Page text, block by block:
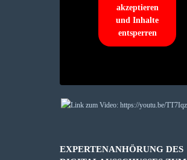
akzeptieren
und Inhalte
entsperren
EXPERTENANHÖRUNG DES